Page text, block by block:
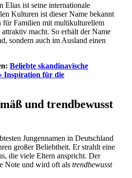
Elias ist seine internationale
Kulturen ist dieser Name bekannt
für Familien mit multikulturellem
macht. So erhält der Name
sondern auch im Ausland einen
Beliebte skandinavische
Inspiration für die
und trendbewusst
Jungennamen in Deutschland
großer Beliebtheit. Er strahlt eine
die viele Eltern anspricht. Der
Note und wird oft als trendbewusst